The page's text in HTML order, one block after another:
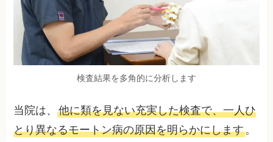
検査結果を多角的に分析します
当院は、他に類を見ない充実した検査で、一人ひ
とり異なるモートン病の原因を明らかにします。